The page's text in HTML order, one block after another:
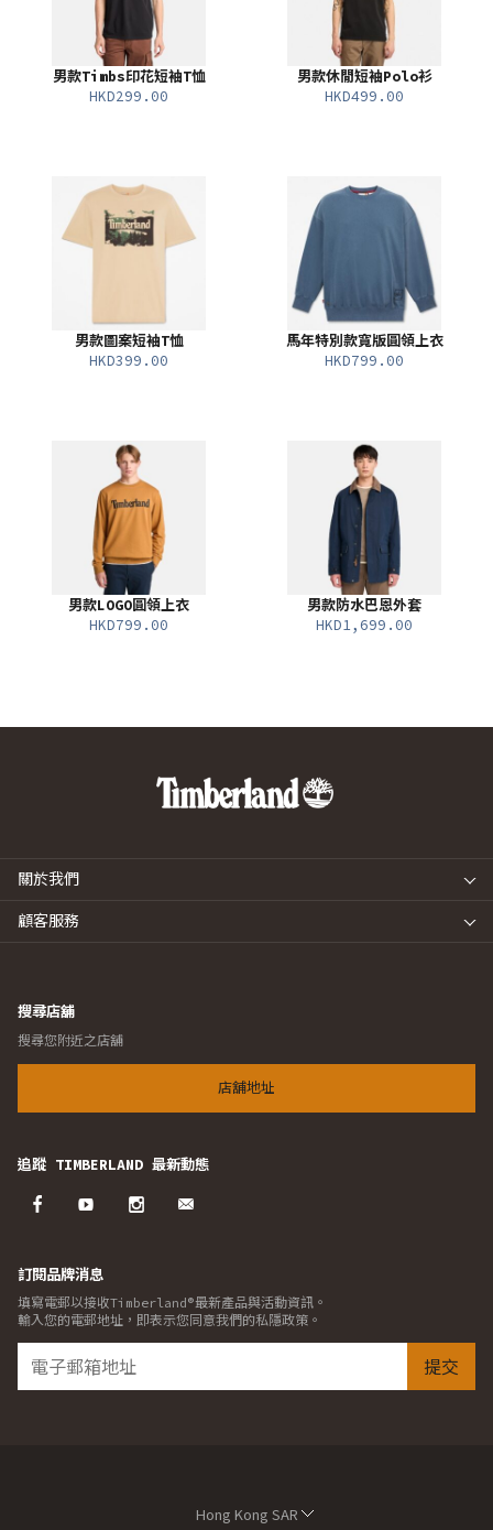
男款Timbs印花短袖T恤
HKD299.00
男款休閒短袖Polo衫
HKD499.00
男款圖案短袖T恤
HKD399.00
馬年特別款寬版圓領上衣
HKD799.00
男款LOGO圓領上衣
HKD799.00
男款防水巴恩外套
HKD1,699.00
關於我們
顧客服務
搜尋店舖
搜尋您附近之店舖
店舖地址
追蹤 TIMBERLAND 最新動態
訂閱品牌消息
填寫電郵以接收Timberland®最新產品與活動資訊。
輸入您的電郵地址，即表示您同意我們的私隱政策。
提交
Hong Kong SAR